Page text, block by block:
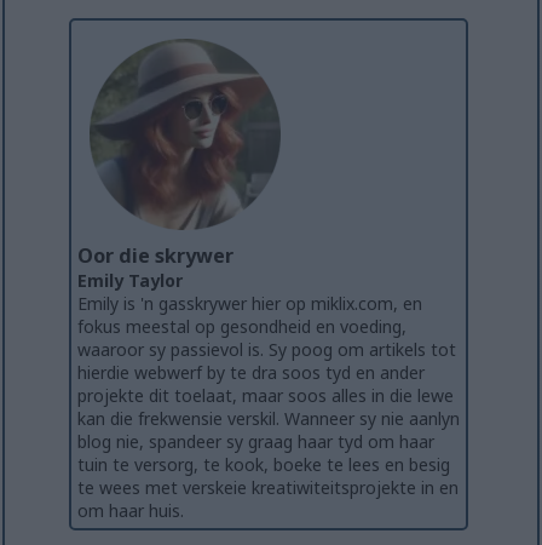
Oor die skrywer
Emily Taylor
Emily is 'n gasskrywer hier op miklix.com, en
fokus meestal op gesondheid en voeding,
waaroor sy passievol is. Sy poog om artikels tot
hierdie webwerf by te dra soos tyd en ander
projekte dit toelaat, maar soos alles in die lewe
kan die frekwensie verskil. Wanneer sy nie aanlyn
blog nie, spandeer sy graag haar tyd om haar
tuin te versorg, te kook, boeke te lees en besig
te wees met verskeie kreatiwiteitsprojekte in en
om haar huis.